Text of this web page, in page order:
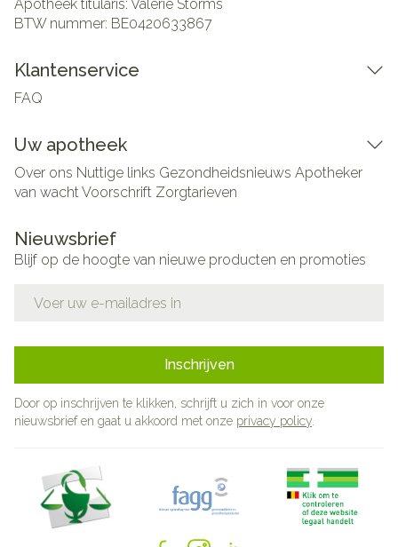
Apotheek titularis: Valerie Storms
BTW nummer: BE0420633867
Klantenservice
FAQ
Uw apotheek
Over ons Nuttige links Gezondheidsnieuws Apotheker
van wachtVoorschrift Zorgtarieven
Nieuwsbrief
Blijf op de hoogte van nieuwe producten en promoties
Inschrijven
Door op inschrijven te klikken, schrijft u zich in voor onze
nieuwsbrief en gaat u akkoord met onze privacy policy